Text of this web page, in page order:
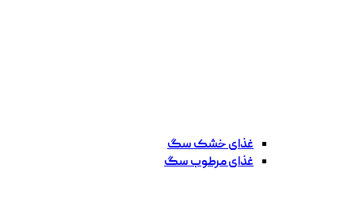
غذای خشک سگ
غذای مرطوب سگ